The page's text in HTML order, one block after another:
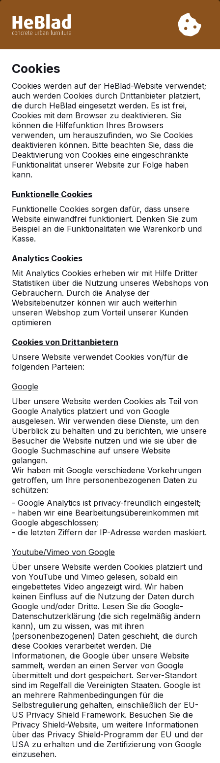
Woche 33 nicht. Bitte berücksichtigen Sie daher längere
Cookies
Cookies werden auf der HeBlad-Website verwendet;
auch werden Cookies durch Drittanbieter platziert,
die durch HeBlad eingesetzt werden. Es ist frei,
Cookies mit dem Browser zu deaktivieren. Sie
können die Hilfefunktion Ihres Browsers
verwenden, um herauszufinden, wo Sie Cookies
deaktivieren können. Bitte beachten Sie, dass die
Deaktivierung von Cookies eine eingeschränkte
Funktionalität unserer Website zur Folge haben
kann.
Funktionelle Cookies
Funktionelle Cookies sorgen dafür, dass unsere
Website einwandfrei funktioniert. Denken Sie zum
Beispiel an die Funktionalitäten wie Warenkorb und
Kasse.
Analytics Cookies
Mit Analytics Cookies erheben wir mit Hilfe Dritter
Statistiken über die Nutzung unseres Webshops von
Gebrauchern. Durch die Analyse der
Websitebenutzer können wir auch weiterhin
unseren Webshop zum Vorteil unserer Kunden
optimieren
Cookies von Drittanbietern
Unsere Website verwendet Cookies von/für die
folgenden Parteien:
Google
Über unsere Website werden Cookies als Teil von
Google Analytics platziert und von Google
ausgelesen. Wir verwenden diese Dienste, um den
Überblick zu behalten und zu berichten, wie unsere
Besucher die Website nutzen und wie sie über die
Google Suchmaschine auf unsere Website
gelangen.
Wir haben mit Google verschiedene Vorkehrungen
getroffen, um Ihre personenbezogenen Daten zu
schützen:
- Google Analytics ist privacy-freundlich eingestelt;
- haben wir eine Bearbeitungsübereinkommen mit
Google abgeschlossen;
- die letzten Ziffern der IP-Adresse werden maskiert.
Youtube/Vimeo von Google
Über unsere Website werden Cookies platziert und
von YouTube und Vimeo gelesen, sobald ein
eingebettetes Video angezeigt wird. Wir haben
keinen Einfluss auf die Nutzung der Daten durch
Google und/oder Dritte. Lesen Sie die Google-
Datenschutzerklärung (die sich regelmäßig ändern
kann), um zu wissen, was mit ihren
(personenbezogenen) Daten geschieht, die durch
diese Cookies verarbeitet werden. Die
Informationen, die Google über unsere Website
sammelt, werden an einen Server von Google
übermittelt und dort gespeichert. Server-Standort
sind im Regelfall die Vereinigten Staaten. Google ist
an mehrere Rahmenbedingungen für die
Selbstregulierung gehalten, einschließlich der EU-
US Privacy Shield Framework. Besuchen Sie die
Privacy Shield-Website, um weitere Informationen
über das Privacy Shield-Programm der EU und der
USA zu erhalten und die Zertifizierung von Google
einzusehen.
Deutschland
Referenties in:
Ludwigshafen
Bänke wurden sofort "in Betrieb" genommen.
29-06-2022
Referenzen
Unsere Produkte finden Sie in ganz Europa
und darüber hinaus. Sehen Sie hier, wo Sie
ein HeBlad-Produkt in Ihrer Nähe finden.
Produkt
Alles anzeigen
Kategorie
Alles anzeigen
Ort oder Postleitzahl suchen
Zie ook